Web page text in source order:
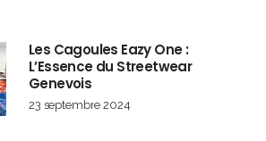
Les Cagoules Eazy One :
L’Essence du Streetwear
Genevois
23 septembre 2024